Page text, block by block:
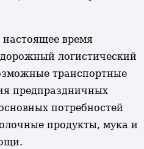
время
логистический
транспортные
предпраздничных
потребностей
продукты, мука и